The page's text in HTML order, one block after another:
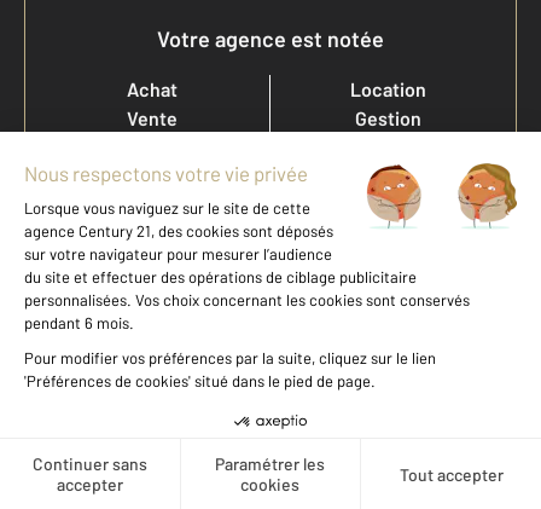
Votre agence est notée
Achat
Vente
9,4/10
Location
Gestion
9,7/10
Offres d'emploi
Devenir franchisé
Entreprise et commerce
À propos